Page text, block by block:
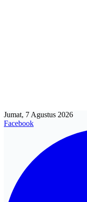
Jumat, 7 Agustus 2026
Facebook